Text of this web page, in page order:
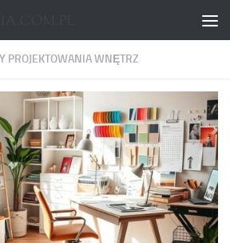
PROJEKTOWANIA WNĘTRZ